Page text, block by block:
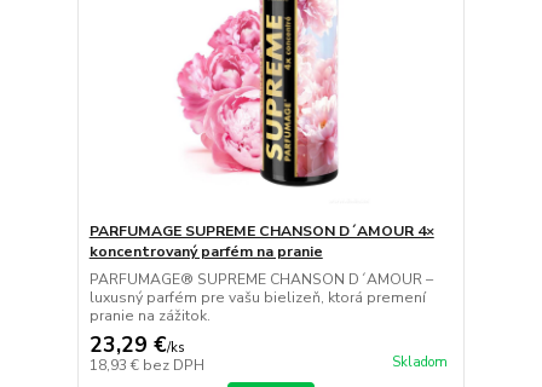
PARFUMAGE SUPREME CHANSON D´AMOUR 4×
koncentrovaný parfém na pranie
PARFUMAGE® SUPREME CHANSON D´AMOUR –
luxusný parfém pre vašu bielizeň, ktorá premení
pranie na zážitok.
23,29 €/ks
18,93 € bez DPH Skladom